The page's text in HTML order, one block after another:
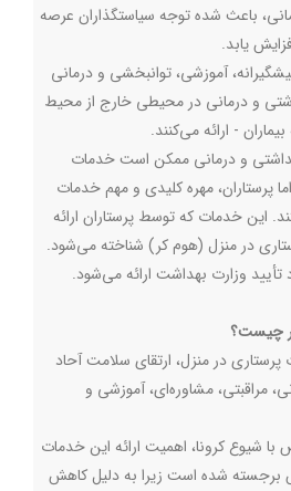
باعث شده توجه سیاستگذاران عرصه
یابد.
آموزشی، توانبخشی و درمانی
و درمانی در محیطی خارج از محیط
- ارائه می‌کنند.
و درمانی ممکن است خدمات
پرستاران، مهره کلیدی و مهم خدمات
این خدمات که توسط پرستاران ارائه
در منزل (هوم کر) شناخته می‌شود.
وزارت بهداشت ارائه می‌شود.
چیست؟
در منزل، ارتقای سلامت آحاد
مراقبتی، مشاوره‌ای، آموزشی و
شیوع کرونا، اهمیت ارائه این خدمات
شده است زیرا به دلیل کاهش